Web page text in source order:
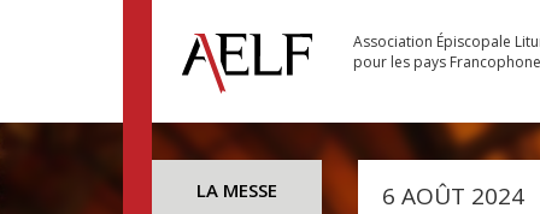
Association Épiscopale
pour les pays
LA MESSE 6 AOÛT 2024